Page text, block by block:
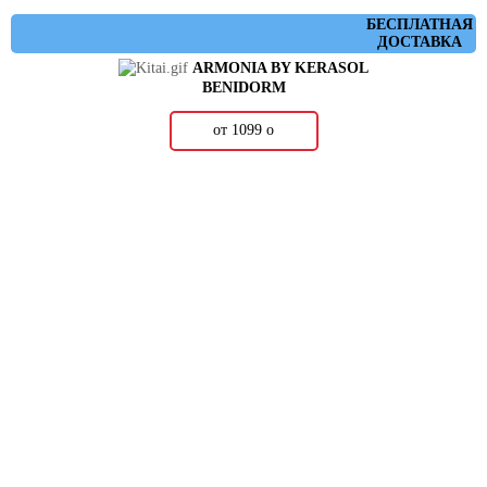
БЕСПЛАТНАЯ
ДОСТАВКА
ARMONIA BY KERASOL
BENIDORM
от 1099 о